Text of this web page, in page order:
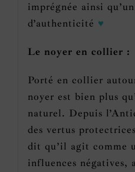
imprégnée ainsi
d’authenticité ♥
Le noyer en collier :
Porté en collier
noyer est bien plus
naturel. Depuis
des vertus
dit qu’il agit comme
influences négatives,